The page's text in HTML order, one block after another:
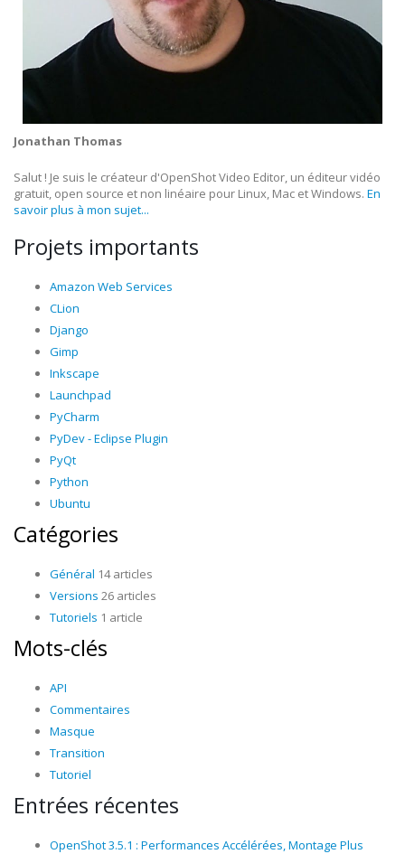
Jonathan Thomas
Salut ! Je suis le créateur d'OpenShot Video Editor, un éditeur vidéo
gratuit, open source et non linéaire pour Linux, Mac et Windows. En
savoir plus à mon sujet...
Projets importants
Amazon Web Services
CLion
Django
Gimp
Inkscape
Launchpad
PyCharm
PyDev - Eclipse Plugin
PyQt
Python
Ubuntu
Catégories
Général 14 articles
Versions 26 articles
Tutoriels 1 article
Mots-clés
API
Commentaires
Masque
Transition
Tutoriel
Entrées récentes
OpenShot 3.5.1 : Performances Accélérées, Montage Plus